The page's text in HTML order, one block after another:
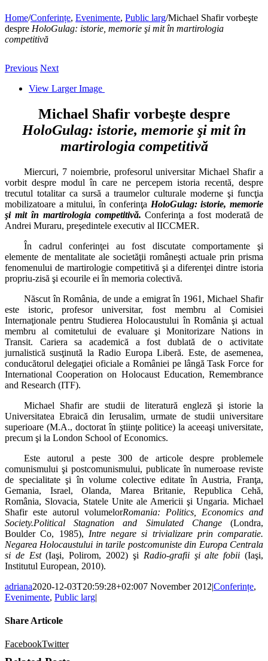
Home/Conferințe, Evenimente, Public larg/Michael Shafir vorbeşte
despre HoloGulag: istorie, memorie şi mit în martirologia
competitivă
Previous Next
View Larger Image
Michael Shafir vorbeşte despre
HoloGulag: istorie, memorie şi mit în
martirologia competitivă
Miercuri, 7 noiembrie, profesorul universitar Michael Shafir a
vorbit despre modul în care ne percepem istoria recentă, despre
trecutul totalitar ca sursă a traumelor culturale moderne şi funcţia
mobilizatoare a mitului, în conferinţa HoloGulag: istorie, memorie
şi mit în martirologia competitivă. Conferinţa a fost moderată de
Andrei Muraru, preşedintele executiv al IICCMER.
În cadrul conferinţei au fost discutate comportamente şi
elemente de mentalitate ale societăţii româneşti actuale prin prisma
fenomenului de martirologie competitivă şi a diferenţei dintre istoria
propriu-zisă şi ecourile ei în memoria colectivă.
Născut în România, de unde a emigrat în 1961, Michael Shafir
este istoric, profesor universitar, fost membru al Comisiei
Internaţionale pentru Studierea Holocaustului în România şi actual
membru al comitetului de evaluare şi Monitorizare Nations in
Transit. Cariera sa academică a fost dublată de o activitate
jurnalistică susţinută la Radio Europa Liberă. Este, de asemenea,
conducătorul delegaţiei oficiale a României pe lângă Task Force for
International Cooperation on Holocaust Education, Remembrance
and Research (ITF).
Michael Shafir are studii de literatură engleză şi istorie la
Universitatea Ebraică din Ierusalim, urmate de studii universitare
superioare (M.A., doctorat în ştiinţe politice) la aceeaşi universitate,
precum şi la London School of Economics.
Este autorul a peste 300 de articole despre problemele
comunismului şi postcomunismului, publicate în numeroase reviste
de specialitate şi în volume colective editate în Austria, Franţa,
Gemania, Israel, Olanda, Marea Britanie, Republica Cehă,
România, Slovacia, Statele Unite ale Americii şi Ungaria. Michael
Shafir este autorul volumelorRomania: Politics, Economics and
Society.Political Stagnation and Simulated Change
(Londra,
Boulder Co, 1985), Intre negare si trivializare prin comparatie.
Negarea Holocaustului in tarile postcomuniste din Europa Centrala
si de Est (Iaşi, Polirom, 2002) şi Radio-grafii şi alte fobii (Iaşi,
Institutul European, 2010).
adriana2020-12-03T20:59:28+02:007 November 2012|Conferințe,
Evenimente, Public larg|
Share Articole
FacebookTwitter